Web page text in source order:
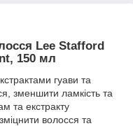
Lee Stafford
150 мл
гуави та
зменшити ламкість та
та екстракту
волосся та